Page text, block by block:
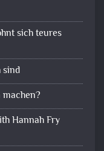
sich teures
Hannah Fry